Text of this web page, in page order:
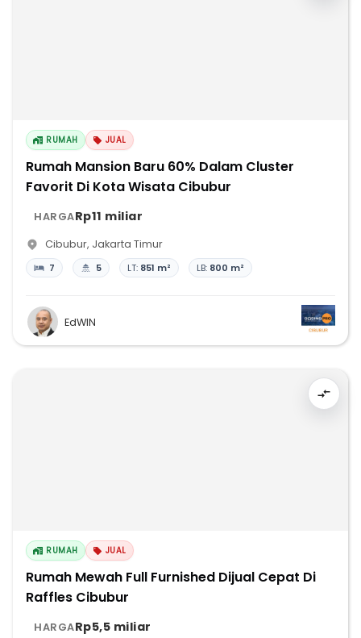
RUMAH JUAL
Rumah Mansion Baru 60% Dalam Cluster
Favorit Di Kota Wisata Cibubur
HARGARp11 miliar
Cibubur, Jakarta Timur
7 5 LT: 851 m² LB: 800 m²
EdWIN
RUMAH JUAL
Rumah Mewah Full Furnished Dijual Cepat Di
Raffles Cibubur
HARGARp5,5 miliar